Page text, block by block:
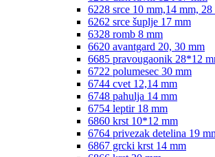
6228 srce 10 mm,14 mm, 28
6262 srce šuplje 17 mm
6328 romb 8 mm
6620 avantgard 20, 30 mm
6685 pravougaonik 28*12
6722 polumesec 30 mm
6744 cvet 12,14 mm
6748 pahulja 14 mm
6754 leptir 18 mm
6860 krst 10*12 mm
6764 privezak detelina 19
6867 grcki krst 14 mm